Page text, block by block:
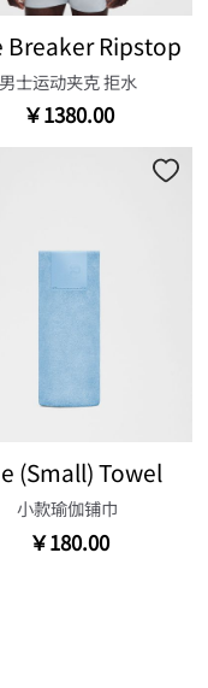
Breaker Ripstop
男士运动夹克 拒水
￥1380.00
(Small) Towel
小款瑜伽铺巾
￥180.00